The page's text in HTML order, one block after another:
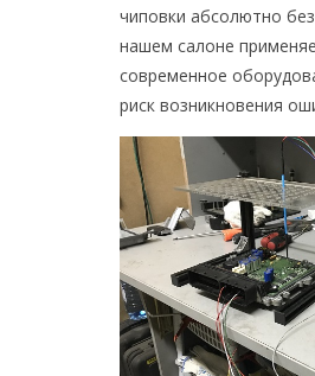
чиповки абсолютно
нашем салоне
современное
риск возникновения